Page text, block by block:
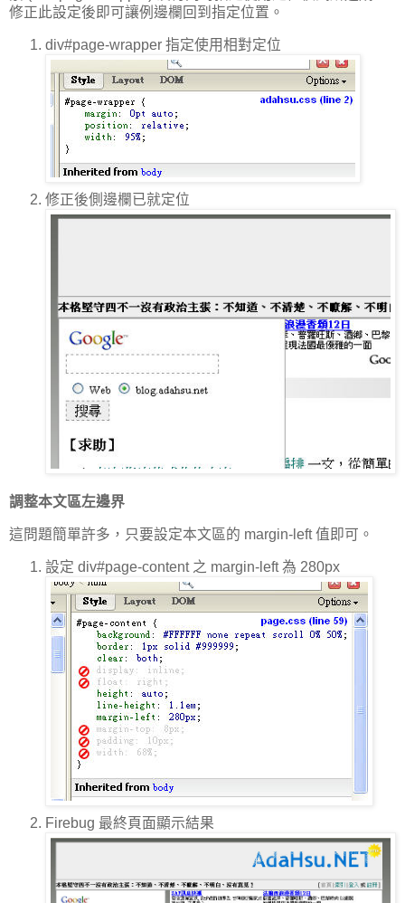
修正此設定後即可讓例邊欄回到指定位置。
div#page-wrapper 指定使用相對定位
修正後側邊欄已就定位
調整本文區左邊界
這問題簡單許多，只要設定本文區的 margin-left 值即可。
設定 div#page-content 之 margin-left 為 280px
Firebug 最終頁面顯示結果